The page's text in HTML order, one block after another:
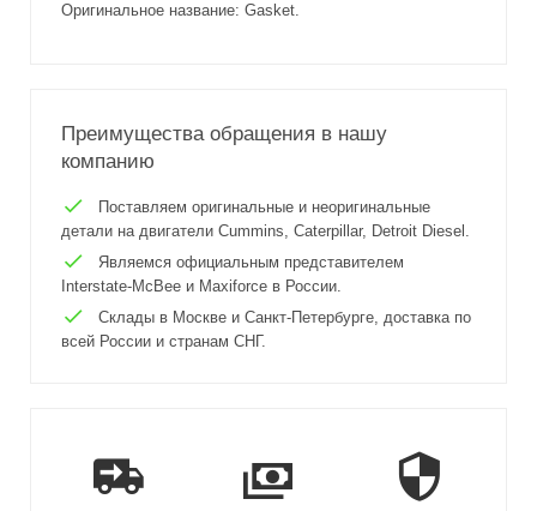
Оригинальное название: Gasket.
Преимущества обращения в нашу
компанию
Поставляем оригинальные и неоригинальные
детали на двигатели Cummins, Caterpillar, Detroit Diesel.
Являемся официальным представителем
Interstate-McBee и Maxiforce в России.
Склады в Москве и Санкт-Петербурге, доставка по
всей России и странам СНГ.